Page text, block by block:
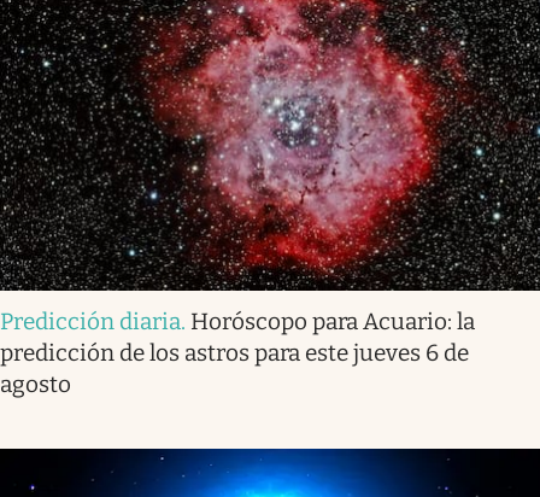
Predicción diaria. Horóscopo para Acuario: la
predicción de los astros para este jueves 6 de
agosto